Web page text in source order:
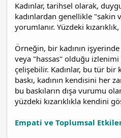
Kadınlar, tarihsel olarak,
kadınlardan genellikle "sakin
yorumlanır. Yüzdeki
Örneğin, bir kadının
veya "hassas" olduğu
çelişebilir. Kadınlar, bu tür bir
baskı, kadının kendisini her
bu baskıların dışa vurumu
yüzdeki kızarıklıkla kendini
Empati ve Toplumsal